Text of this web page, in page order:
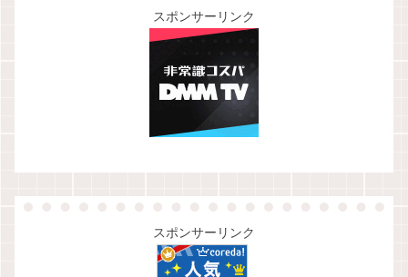
スポンサーリンク
スポンサーリンク